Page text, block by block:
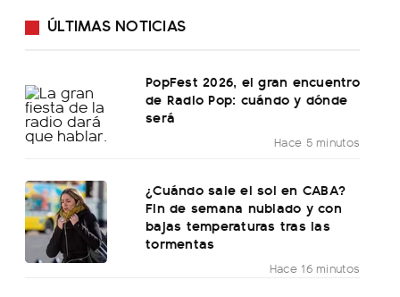
ÚLTIMAS NOTICIAS
PopFest 2026, el gran encuentro
de Radio Pop: cuándo y dónde
será
Hace 5 minutos
¿Cuándo sale el sol en CABA?
Fin de semana nublado y con
bajas temperaturas tras las
tormentas
Hace 16 minutos